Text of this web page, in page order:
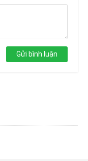
Gửi bình luận